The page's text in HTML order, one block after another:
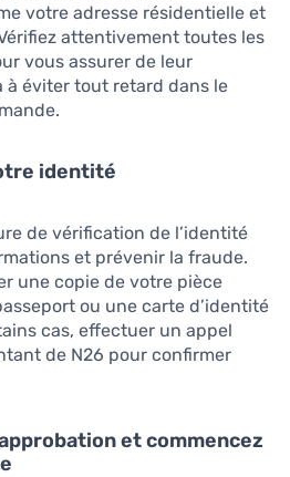
votre adresse résidentielle et
attentivement toutes les
vous assurer de leur
à éviter tout retard dans le
identité
de vérification de l’identité
et prévenir la fraude.
une copie de votre pièce
ou une carte d’identité
cas, effectuer un appel
de N26 pour confirmer
et commencez